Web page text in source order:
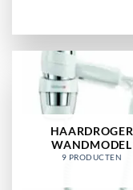
HAARDROGER
WANDMODEL
9 PRODUCTEN